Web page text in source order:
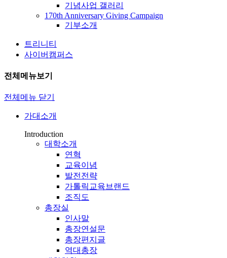
기념사업 갤러리
170th Anniversary Giving Campaign
기부소개
트리니티
사이버캠퍼스
전체메뉴보기
전체메뉴 닫기
가대소개
Introduction
대학소개
연혁
교육이념
발전전략
가톨릭교육브랜드
조직도
총장실
인사말
총장연설문
총장편지글
역대총장